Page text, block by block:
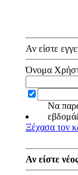
Αν είστε
Όνομα
Να
Ξέχασα τον
Αν είστε